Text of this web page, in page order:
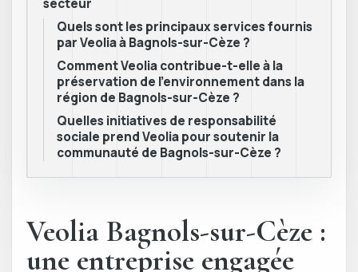
secteur
Quels sont les principaux services fournis
par Veolia à Bagnols-sur-Cèze ?
Comment Veolia contribue-t-elle à la
préservation de l’environnement dans la
région de Bagnols-sur-Cèze ?
Quelles initiatives de responsabilité
sociale prend Veolia pour soutenir la
communauté de Bagnols-sur-Cèze ?
Veolia Bagnols-sur-Cèze :
une entreprise engagée